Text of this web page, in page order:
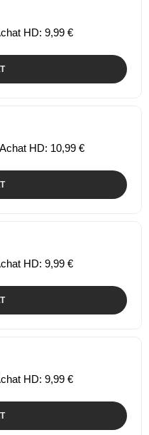
HD: 9,99 €
HD: 10,99 €
HD: 9,99 €
HD: 9,99 €